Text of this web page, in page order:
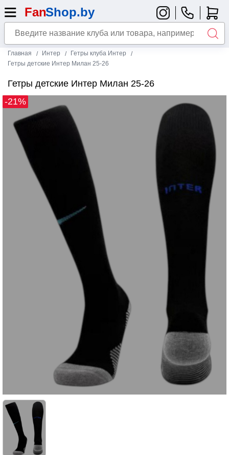
Главная Интер
Гетры клуба Интер
Гетры детские Интер Милан 25-26
Гетры детские Интер Милан 25-26
-21%